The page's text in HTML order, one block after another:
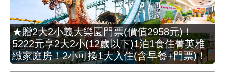
★贈2大2小義大樂園門票(價值2958元)！
5222元享2大2小(12歲以下)1泊1食住菁英雅
緻家庭房！2小可換1大入住(含早餐+門票)！